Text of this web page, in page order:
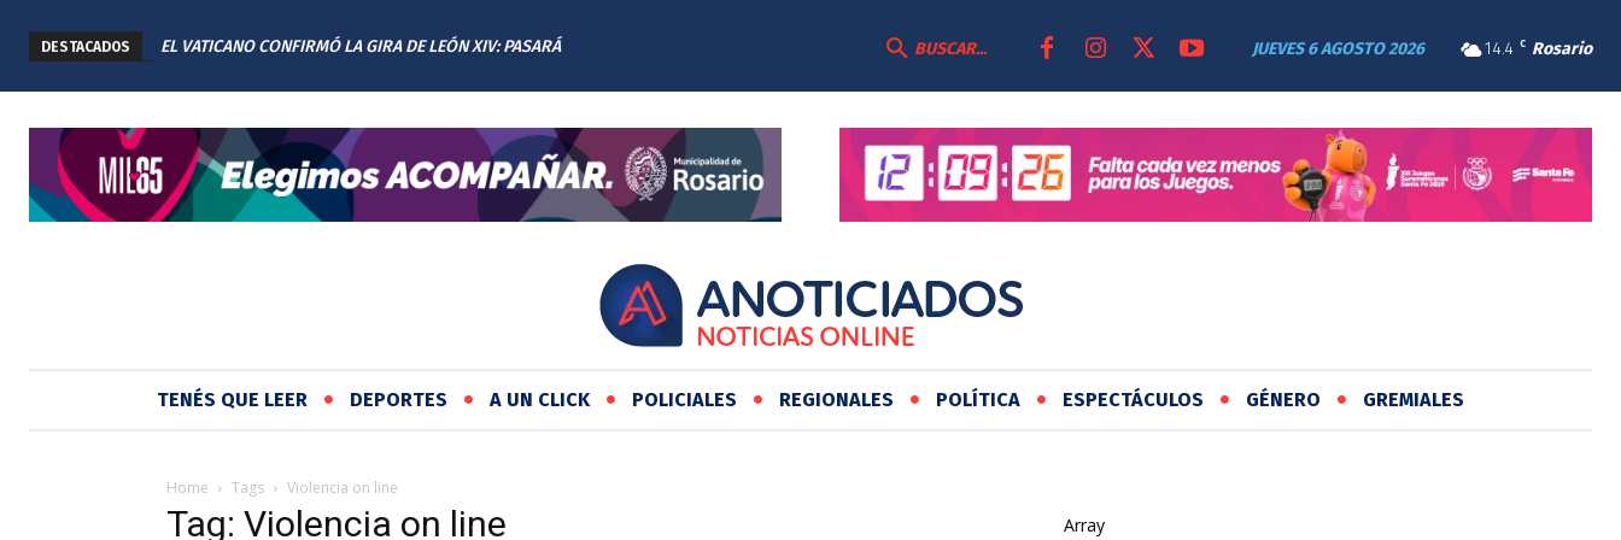
DESTACADOS
EL VATICANO CONFIRMÓ LA GIRA DE LEÓN XIV: PASARÁ
14.4 C Rosario
JUEVES 6 AGOSTO 2026
BUSCAR...
TENÉS QUE LEER DEPORTES A UN CLICK POLICIALES REGIONALES POLÍTICA ESPECTÁCULOS GÉNERO GREMIALES
Home Tags Violencia on line
Tag: Violencia on line Array